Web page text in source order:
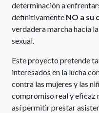
determinación a
definitivamente NO a su
verdadera marcha hacia
sexual.
Este proyecto pretende
interesados en la lucha
contra las mujeres y las
compromiso real y eficaz
así permitir prestar